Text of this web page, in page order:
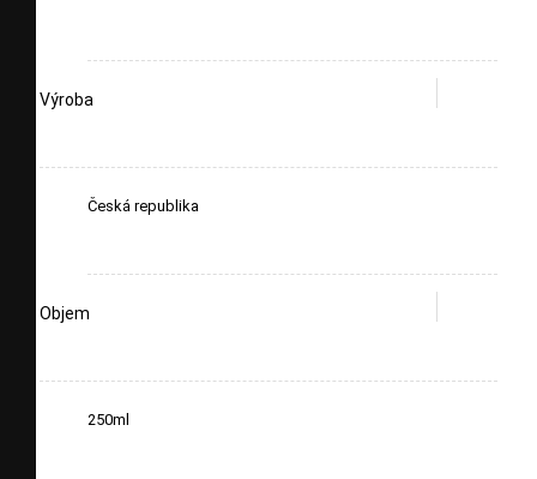
Výroba
Česká republika
Objem
250ml